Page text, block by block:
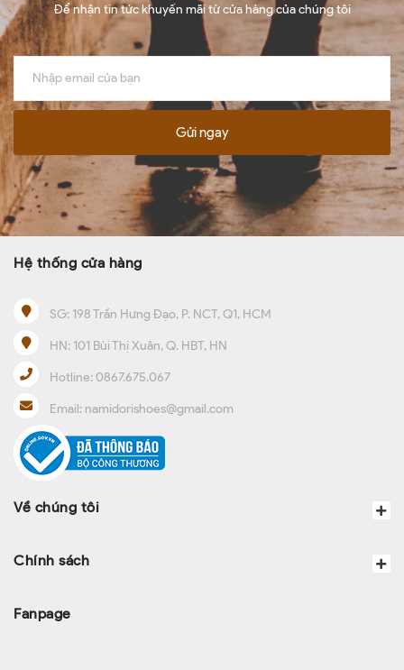
Để nhận tin tức khuyến mãi từ cửa hàng của chúng tôi
Gửi ngay
Hệ thống cửa hàng
SG: 198 Trần Hưng Đạo, P. NCT, Q1, HCM
HN: 101 Bùi Thị Xuân, Q. HBT, HN
Hotline:0867.675.067
Email: namidorishoes@gmail.com
Về chúng tôi
Chính sách
Fanpage